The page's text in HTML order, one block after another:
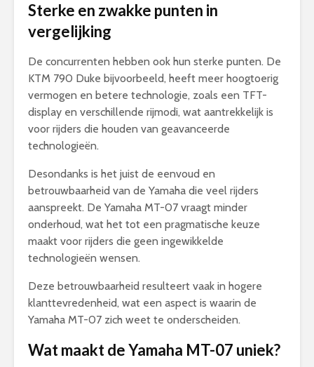
Sterke en zwakke punten in
vergelijking
De concurrenten hebben ook hun sterke punten. De
KTM 790 Duke bijvoorbeeld, heeft meer hoogtoerig
vermogen en betere technologie, zoals een TFT-
display en verschillende rijmodi, wat aantrekkelijk is
voor rijders die houden van geavanceerde
technologieën.
Desondanks is het juist de eenvoud en
betrouwbaarheid van de Yamaha die veel rijders
aanspreekt. De Yamaha MT-07 vraagt minder
onderhoud, wat het tot een pragmatische keuze
maakt voor rijders die geen ingewikkelde
technologieën wensen.
Deze betrouwbaarheid resulteert vaak in hogere
klanttevredenheid, wat een aspect is waarin de
Yamaha MT-07 zich weet te onderscheiden.
Wat maakt de Yamaha MT-07 uniek?